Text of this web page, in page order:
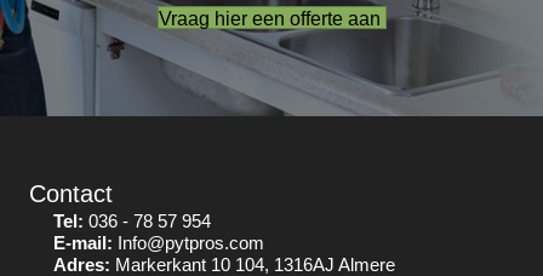
Vraag hier een offerte aan
Contact
Tel: 036 - 78 57 954
E-mail: Info@pytpros.com
Adres: Markerkant 10 104, 1316AJ Almere